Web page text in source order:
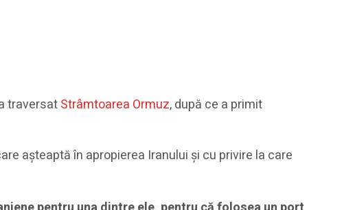
traversatStrâmtoarea Ormuz, după ce a primit
așteaptă în apropierea Iranului și cu privire la care